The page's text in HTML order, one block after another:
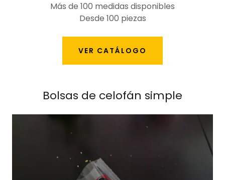
Más de 100 medidas disponibles
Desde 100 piezas
VER CATÁLOGO
Bolsas de celofán simple